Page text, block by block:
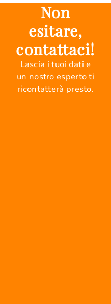
Non
esitare,
contattaci!
Lascia i tuoi dati e
un nostro esperto ti
ricontatterà presto.